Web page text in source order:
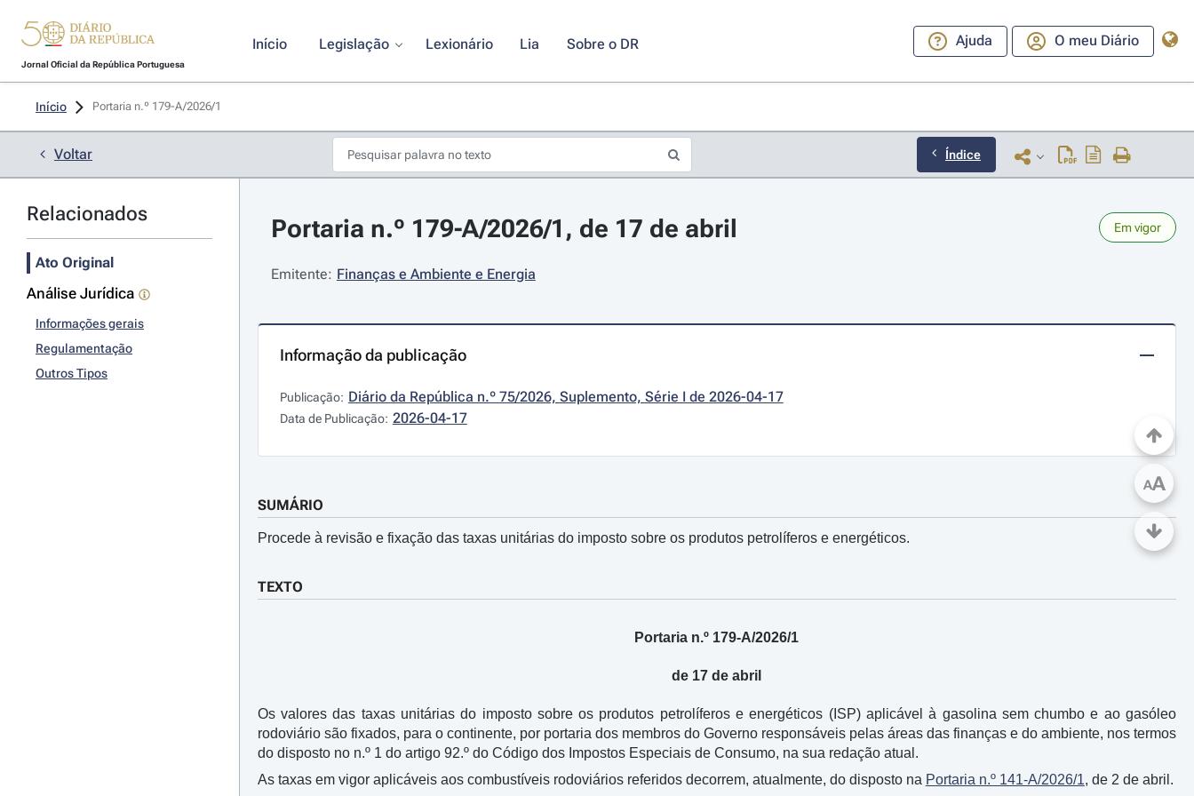
Jornal Oficial da República Portuguesa
Início Legislação Lexionário Lia Sobre o DR Ajuda O meu Diário
Início Portaria n.º 179-A/2026/1
Voltar Índice
Relacionados
Ato Original
Análise Jurídica
Informações gerais
Regulamentação
Outros Tipos
Portaria n.º 179-A/2026/1, de 17 de abril Em vigor
Emitente: Finanças e Ambiente e Energia
Informação da publicação
Publicação: Diário da República n.º 75/2026, Suplemento, Série I de 2026-04-17
Data de Publicação: 2026-04-17
SUMÁRIO
Procede à revisão e fixação das taxas unitárias do imposto sobre os produtos petrolíferos e energéticos.
TEXTO
Portaria n.º 179-A/2026/1
de 17 de abril
Os valores das taxas unitárias do imposto sobre os produtos petrolíferos e energéticos (ISP) aplicável à gasolina sem chumbo e ao gasóleo
rodoviário são fixados, para o continente, por portaria dos membros do Governo responsáveis pelas áreas das finanças e do ambiente, nos termos
do disposto no n.º 1 do artigo 92.º do Código dos Impostos Especiais de Consumo, na sua redação atual.
As taxas em vigor aplicáveis aos combustíveis rodoviários referidos decorrem, atualmente, do disposto na Portaria n.º 141-A/2026/1, de 2 de abril.
AA